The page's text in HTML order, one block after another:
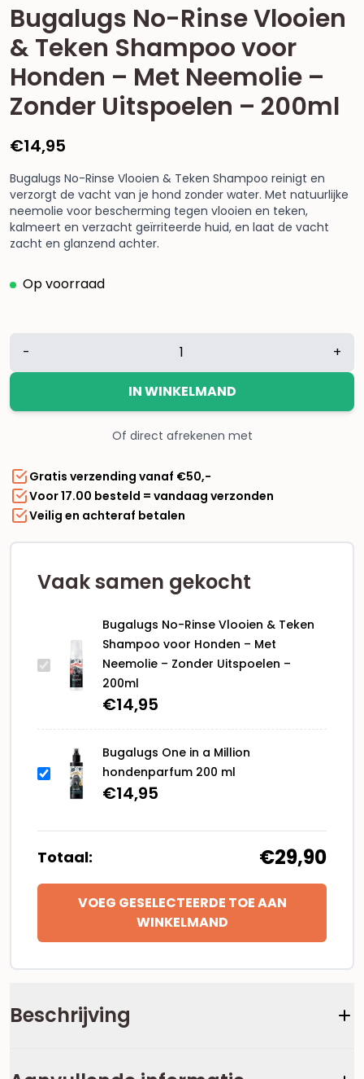
Beschrijving
Bugalugs No-Rinse Vlooien
& Teken Shampoo voor
Honden – Met Neemolie –
Zonder Uitspoelen – 200ml
€14,95
Bugalugs No-Rinse Vlooien & Teken Shampoo reinigt en
verzorgt de vacht van je hond zonder water. Met natuurlijke
neemolie voor bescherming tegen vlooien en teken,
kalmeert en verzacht geïrriteerde huid, en laat de vacht
zacht en glanzend achter.
Op voorraad
Rinse
voor
Honden
–
200ml
aantal
- +
IN WINKELMAND
Of direct afrekenen met
Gratis verzending vanaf €50,-
Voor 17.00 besteld = vandaag verzonden
Veilig en achteraf betalen
Vaak samen gekocht
Bugalugs No-Rinse Vlooien & Teken
Shampoo voor Honden – Met
Neemolie – Zonder Uitspoelen –
200ml
€14,95
Bugalugs One in a Million
hondenparfum 200 ml
€14,95
Totaal: €29,90
VOEG GESELECTEERDE TOE AAN
WINKELMAND